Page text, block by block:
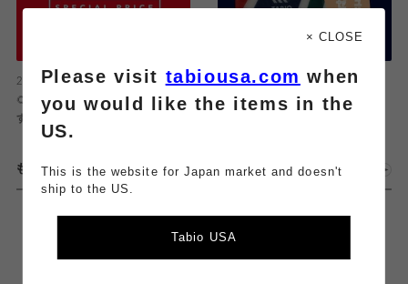
2026.06.25
🌻✨SUMMER SALE はじまりま
す！🎐𖤐⋆
2026.06.09
6.13~START！！スポーツ商品イ
もっとみる
× CLOSE
Please visit tabiousa.com when
you would like the items in the
US.
This is the website for Japan market and doesn't
ship to the US.
Tabio USA